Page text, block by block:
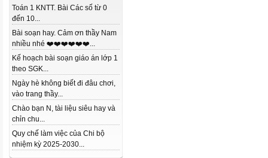
Toán 1 KNTT. Bài Các số từ 0
đến 10...
Bài soạn hay. Cảm ơn thầy Nam
nhiều nhé ❤️❤️❤️❤️❤️❤️...
Kế hoạch bài soạn giáo án lớp 1
theo SGK...
Ngày hè không biết đi đâu chơi,
vào trang thầy...
Chào bạn N, tài liệu siêu hay và
chỉn chu...
Quy chế làm việc của Chi bộ
nhiệm kỳ 2025-2030...